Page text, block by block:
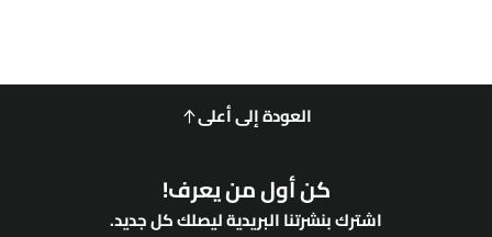
العودة إلى أعلى
كن أول من يعرف!
اشترك بنشرتنا البريدية ليصلك كل جديد.